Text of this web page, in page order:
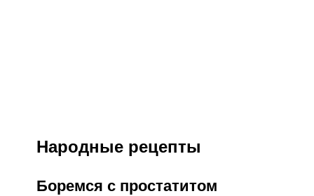
Народные рецепты
Боремся с простатитом